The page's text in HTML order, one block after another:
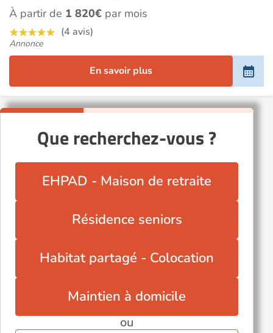
À partir de 1 820€ par mois
(4 avis)
Annonce
En savoir plus
Que recherchez-vous ?
EHPAD - Maison de retraite
Résidence seniors
Habitat partagé - Colocation
Maintien à domicile
ou